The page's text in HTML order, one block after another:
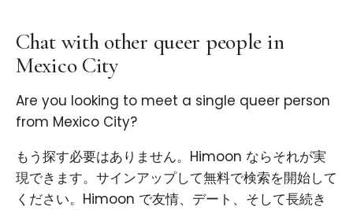
Chat with other queer people in
Mexico City
Are you looking to meet a single queer person
from Mexico City?
もう探す必要はありません。Himoon ならそれが実
現できます。サインアップして無料で検索を開始して
ください。Himoon で友情、デート、そして長続き